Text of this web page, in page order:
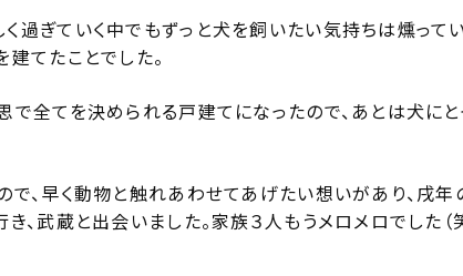
過ぎていく中でもずっと犬を飼いたい気持ちは燻って
てたことでした。
で全てを決められる戸建てになったので、あとは犬に
で、早く動物と触れあわせてあげたい想いがあり、戌
、武蔵と出会いました。家族３人もうメロメロでした（笑